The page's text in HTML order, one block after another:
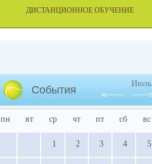
ДИСТАНЦИОННОЕ ОБУЧЕНИЕ
События
Июль
пн вт ср чт пт сб вс
1 2 3 4 5